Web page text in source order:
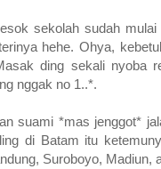
sekolah sudah
hehe. Ohya,
ding sekali nyoba
nggak no 1..*.
suami *mas jenggot*
di Batam itu
Suroboyo,